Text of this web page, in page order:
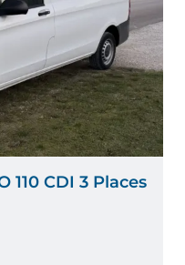
110 CDI 3 Places